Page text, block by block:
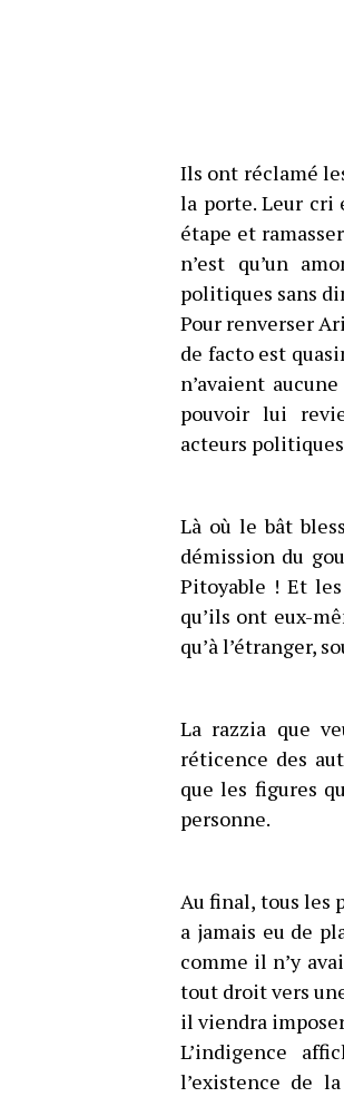
Ils ont réclamé
la porte. Leur cri
étape et
n’est qu’un
politiques sans
Pour renverser
de facto est
n’avaient
pouvoir lui
acteurs
Là où le bât
démission du
Pitoyable ! Et
qu’ils ont eux-
qu’à l’étranger,
La razzia que
réticence des
que les figures
personne.
Au final, tous les
a jamais eu de
comme il n’y
tout droit vers
il viendra
L’indigence
l’existence de